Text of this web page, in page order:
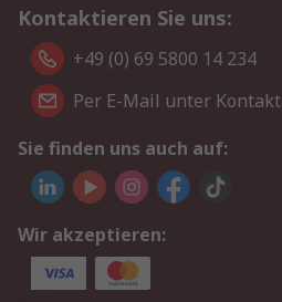
Kontaktieren Sie uns:
+49 (0) 69 5800 14 234
Per E-Mail unter Kontakt
Sie finden uns auch auf:
Wir akzeptieren: